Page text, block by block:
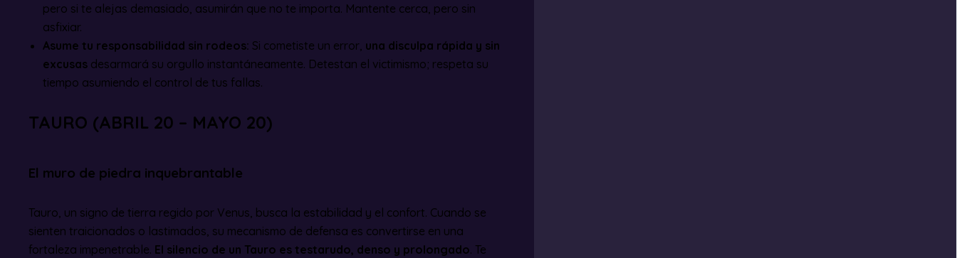
pero si te alejas demasiado, asumirán que no te importa. Mantente cerca, pero sin
asfixiar.
Asume tu responsabilidad sin rodeos: Si cometiste un error, una disculpa rápida y sin
excusas desarmará su orgullo instantáneamente. Detestan el victimismo; respeta su
tiempo asumiendo el control de tus fallas.
TAURO (ABRIL 20 – MAYO 20)
El muro de piedra inquebrantable
Tauro, un signo de tierra regido por Venus, busca la estabilidad y el confort. Cuando se
sienten traicionados o lastimados, su mecanismo de defensa es convertirse en una
fortaleza impenetrable. El silencio de un Tauro es testarudo, denso y prolongado. Te